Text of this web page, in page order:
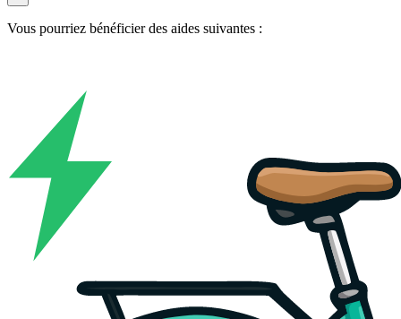
Vous pourriez bénéficier des aides suivantes :